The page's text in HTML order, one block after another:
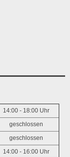
14:00 - 18:00 Uhr
geschlossen
geschlossen
14:00 - 16:00 Uhr